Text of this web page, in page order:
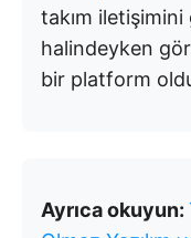
takım
halindeyken
bir platform
Ayrıca okuyun: